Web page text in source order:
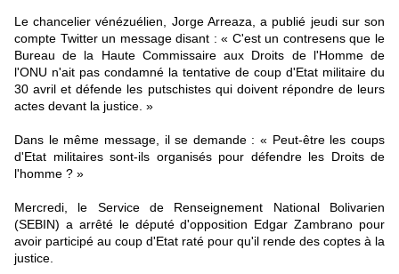
Le chancelier vénézuélien, Jorge Arreaza, a publié jeudi sur son
compte Twitter un message disant : « C'est un contresens que le
Bureau de la Haute Commissaire aux Droits de l'Homme de
l'ONU n'ait pas condamné la tentative de coup d'Etat militaire du
30 avril et défende les putschistes qui doivent répondre de leurs
actes devant la justice. »
Dans le même message, il se demande : « Peut-être les coups
d'Etat militaires sont-ils organisés pour défendre les Droits de
l'homme ? »
Mercredi, le Service de Renseignement National Bolivarien
(SEBIN) a arrêté le député d'opposition Edgar Zambrano pour
avoir participé au coup d'Etat raté pour qu'il rende des coptes à la
justice.